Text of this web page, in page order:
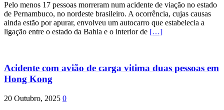
Pelo menos 17 pessoas morreram num acidente de viação no estado
de Pernambuco, no nordeste brasileiro. A ocorrência, cujas causas
ainda estão por apurar, envolveu um autocarro que estabelecia a
ligação entre o estado da Bahia e o interior de […]
Acidente com avião de carga vitima duas pessoas em
Hong Kong
20 Outubro, 2025 0